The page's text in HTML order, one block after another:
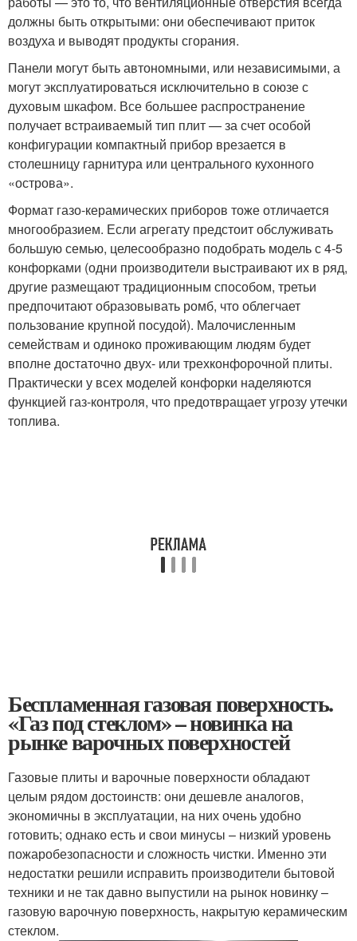
должны быть открытыми: они обеспечивают приток
воздуха и выводят продукты сгорания.
Панели могут быть автономными, или независимыми, а
могут эксплуатироваться исключительно в союзе с
духовым шкафом. Все большее распространение
получает встраиваемый тип плит — за счет особой
конфигурации компактный прибор врезается в
столешницу гарнитура или центрального кухонного
«острова».
Формат газо-керамических приборов тоже отличается
многообразием. Если агрегату предстоит обслуживать
большую семью, целесообразно подобрать модель с 4-5
конфорками (одни производители выстраивают их в ряд,
другие размещают традиционным способом, третьи
предпочитают образовывать ромб, что облегчает
пользование крупной посудой). Малочисленным
семействам и одиноко проживающим людям будет
вполне достаточно двух- или трехконфорочной плиты.
Практически у всех моделей конфорки наделяются
функцией газ-контроля, что предотвращает угрозу утечки
топлива.
Беспламенная газовая поверхность.
«Газ под стеклом» – новинка на
рынке варочных поверхностей
Газовые плиты и варочные поверхности обладают
целым рядом достоинств: они дешевле аналогов,
экономичны в эксплуатации, на них очень удобно
готовить; однако есть и свои минусы – низкий уровень
пожаробезопасности и сложность чистки. Именно эти
недостатки решили исправить производители бытовой
техники и не так давно выпустили на рынок новинку –
газовую варочную поверхность, накрытую керамическим
стеклом.